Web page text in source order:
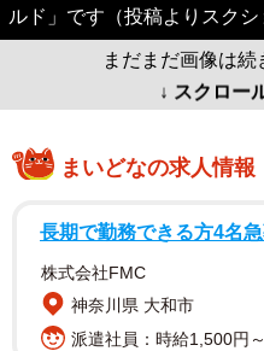
ルド」です（投稿よりスクシ
まだまだ画像は続
↓ スクロー
まいどなの求人情報
長期で勤務できる方4名
株式会社FMC
神奈川県 大和市
派遣社員：時給1,500円